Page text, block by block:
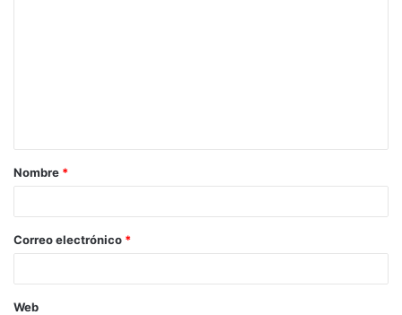
a
r
*
Nombre *
Correo electrónico *
Web